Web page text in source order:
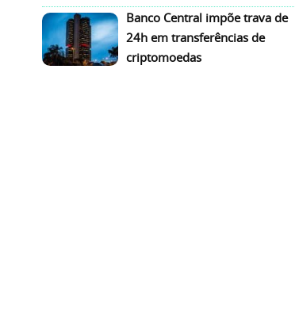
Banco Central impõe trava de
24h em transferências de
criptomoedas